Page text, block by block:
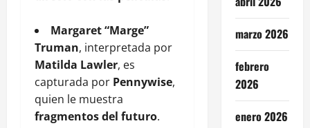
Margaret “Marge”
Truman, interpretada por
Matilda Lawler, es
capturada por Pennywise,
quien le muestra
fragmentos del futuro.
marzo 2026
febrero
2026
enero 2026